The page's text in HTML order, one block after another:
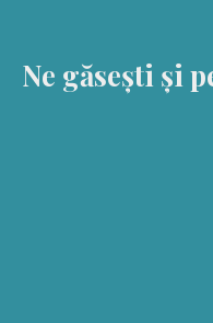
Ne găsești și